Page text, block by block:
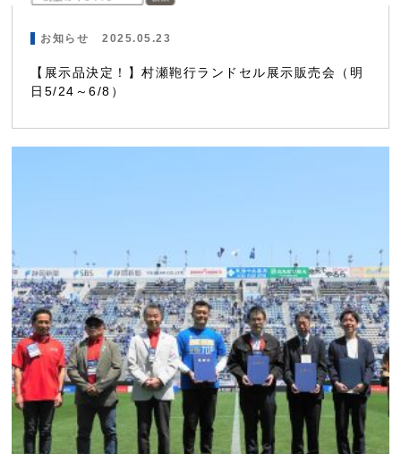
お知らせ 2025.05.23
【展示品決定！】村瀬鞄行ランドセル展示販売会（明
日5/24～6/8）